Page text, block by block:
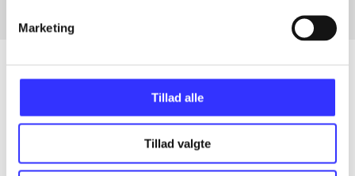
Marketing
Tillad alle
Tillad valgte
Artikler
Alle registrerede artikler fordelt på udgivelser